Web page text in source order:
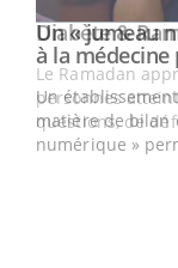
Youtube
Un « jumeau
à la
Un
matière de bilan
numérique »